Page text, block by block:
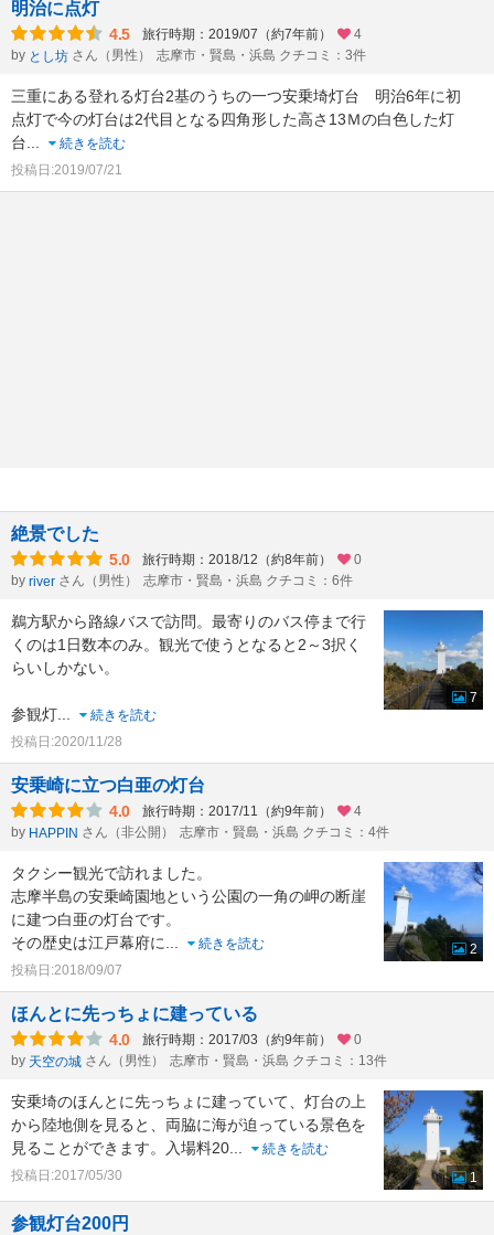
明治に点灯
4.5 旅行時期：2019/07（約7年前）
4
by とし坊 さん（男性） 志摩市・賢島・浜島 クチコミ：3件
三重にある登れる灯台2基のうちの一つ安乗埼灯台 明治6年に初
点灯で今の灯台は2代目となる四角形した高さ13Ｍの白色した灯
台
続きを読む
投稿日:2019/07/21
絶景でした
5.0 旅行時期：2018/12（約8年前）
0
by river さん（男性） 志摩市・賢島・浜島 クチコミ：6件
鵜方駅から路線バスで訪問。最寄りのバス停まで行
くのは1日数本のみ。観光で使うとなると2～3択く
らいしかない。
参観灯
続きを読む
投稿日:2020/11/28
7
安乗崎に立つ白亜の灯台
4.0 旅行時期：2017/11（約9年前）
4
by HAPPIN さん（非公開） 志摩市・賢島・浜島 クチコミ：4件
タクシー観光で訪れました。
志摩半島の安乗崎園地という公園の一角の岬の断崖
に建つ白亜の灯台です。
その歴史は江戸幕府に
続きを読む
投稿日:2018/09/07
2
ほんとに先っちょに建っている
4.0 旅行時期：2017/03（約9年前）
0
by 天空の城 さん（男性） 志摩市・賢島・浜島 クチコミ：13件
安乗埼のほんとに先っちょに建っていて、灯台の上
から陸地側を見ると、両脇に海が迫っている景色を
見ることができます。入場料20
続きを読む
投稿日:2017/05/30
1
参観灯台200円